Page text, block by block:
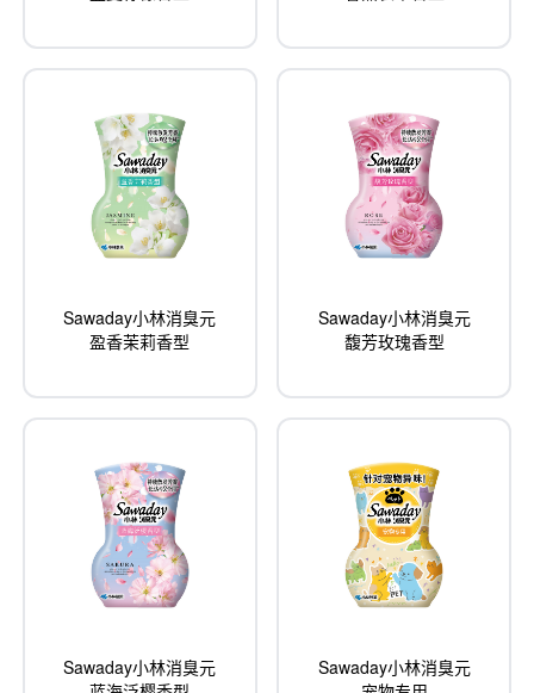
Sawaday小林消臭元
盈香茉莉香型
Sawaday小林消臭元
馥芳玫瑰香型
Sawaday小林消臭元
Sawaday小林消臭元